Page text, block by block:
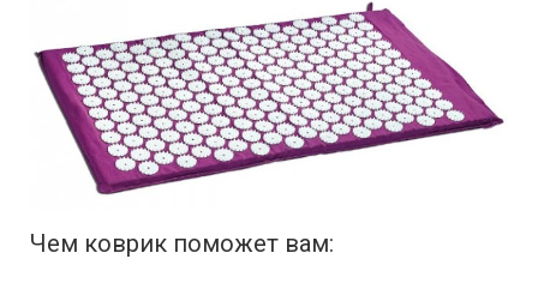
Чем коврик поможет вам: